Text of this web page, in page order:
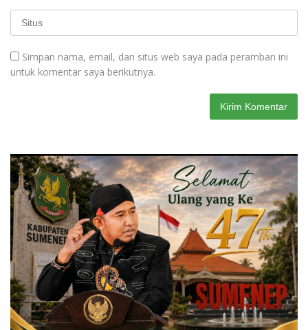
Simpan nama, email, dan situs web saya pada peramban ini
untuk komentar saya berikutnya.